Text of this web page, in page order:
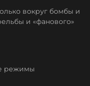
вокруг бомбы и
и «фанового»
режимы